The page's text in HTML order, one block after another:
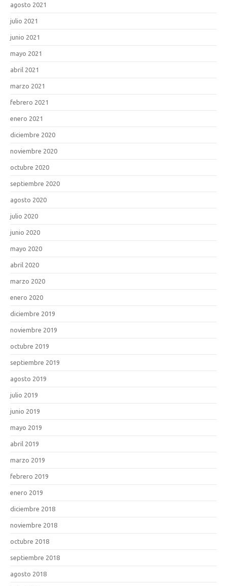
agosto 2021
julio 2021
junio 2021
mayo 2021
abril 2021
marzo 2021
febrero 2021
enero 2021
diciembre 2020
noviembre 2020
octubre 2020
septiembre 2020
agosto 2020
julio 2020
junio 2020
mayo 2020
abril 2020
marzo 2020
enero 2020
diciembre 2019
noviembre 2019
octubre 2019
septiembre 2019
agosto 2019
julio 2019
junio 2019
mayo 2019
abril 2019
marzo 2019
febrero 2019
enero 2019
diciembre 2018
noviembre 2018
octubre 2018
septiembre 2018
agosto 2018